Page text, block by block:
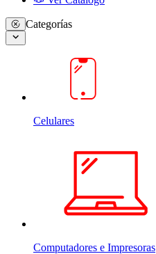
Categorías
Celulares
Computadores e Impresoras